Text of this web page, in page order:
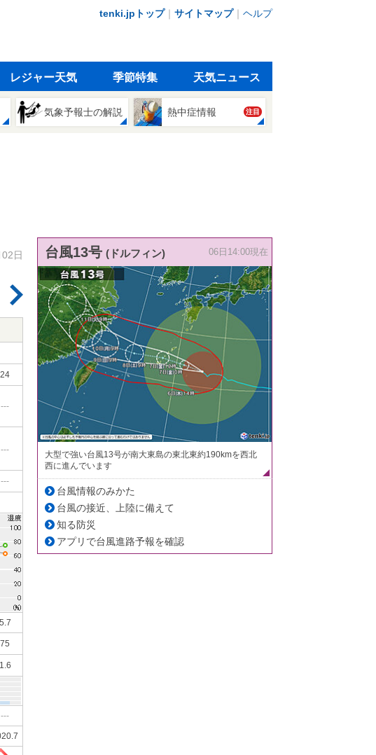
tenki.jpトップ｜ サイトマップ｜ ヘルプ
レジャー天気 季節特集 天気ニュース
気象予報士の解説 熱中症情報 注目
日
24
---
---
---
5.7
75
1.6
---
台風13号 (ドルフィン) 06日14:00現在
大型で強い台風13号が南大東島の東北東約190kmを西北
西に進んでいます
台風情報のみかた
台風の接近、上陸に備えて
知る防災
アプリで台風進路予報を確認